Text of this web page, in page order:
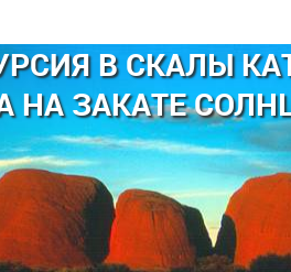
В СКАЛЫ
НА ЗАКАТЕ